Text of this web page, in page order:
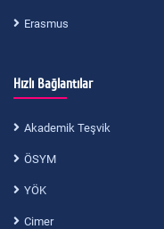
Erasmus
Hızlı Bağlantılar
Akademik Teşvik
ÖSYM
YÖK
Cimer